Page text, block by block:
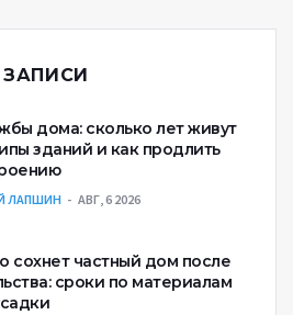
дома: сколько лет живут
зданий и как продлить
ЛАПШИН АВГ, 6 2026
сохнет частный дом после
сроки по материалам